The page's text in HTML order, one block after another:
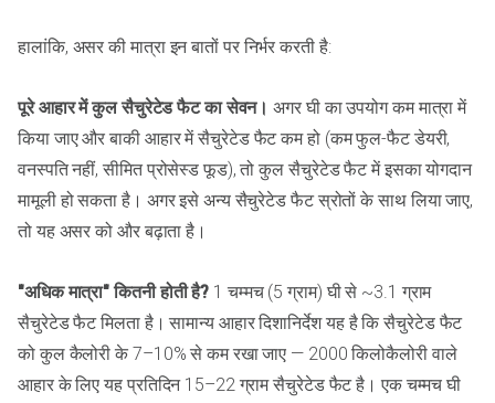
हालांकि, असर की मात्रा इन बातों पर निर्भर करती है:
पूरे आहार में कुल सैचुरेटेड फैट का सेवन। अगर घी का उपयोग कम मात्रा में
किया जाए और बाकी आहार में सैचुरेटेड फैट कम हो (कम फुल-फैट डेयरी,
वनस्पति नहीं, सीमित प्रोसेस्ड फूड), तो कुल सैचुरेटेड फैट में इसका योगदान
मामूली हो सकता है। अगर इसे अन्य सैचुरेटेड फैट स्रोतों के साथ लिया जाए,
तो यह असर को और बढ़ाता है।
"अधिक मात्रा" कितनी होती है? 1 चम्मच (5 ग्राम) घी से ~3.1 ग्राम
सैचुरेटेड फैट मिलता है। सामान्य आहार दिशानिर्देश यह है कि सैचुरेटेड फैट
को कुल कैलोरी के 7–10% से कम रखा जाए — 2000 किलोकैलोरी वाले
आहार के लिए यह प्रतिदिन 15–22 ग्राम सैचुरेटेड फैट है। एक चम्मच घी